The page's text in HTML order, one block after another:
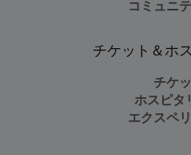
コミュニ
チケット＆ホ
チケ
ホスピタ
エクスペ